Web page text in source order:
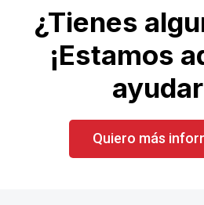
¿Tienes
¡Estamos
Quiero más